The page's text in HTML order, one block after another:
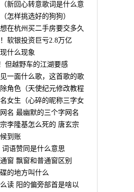
新回心转意歌词是什么意
怎样挑选好的狗狗）
在杭州买二手房要交多久
软银投资巨亏2.8万亿
什么现象
但越野车的江湖要感
一面什么歌，这首歌的歌
角色（天使纪元修改教程
女生（心碎的昵称三字女
名 最幽默的三个字网名
李隆基怎么死的 唐玄宗
到账
语赞同是什么意思
窗 飘窗和普通窗区别
的地方叫什么
读 阳的偏旁部首是啥以